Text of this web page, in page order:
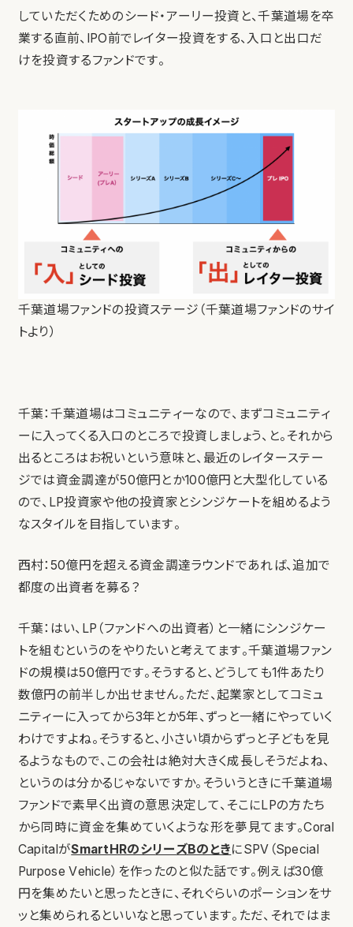
していただくためのシード・アーリー投資と、千葉道場を卒
業する直前、IPO前でレイター投資をする、入口と出口だ
けを投資するファンドです。
千葉道場ファンドの投資ステージ（千葉道場ファンドのサイ
トより）
千葉：千葉道場はコミュニティーなので、まずコミュニティ
ーに入ってくる入口のところで投資しましょう、と。それから
出るところはお祝いという意味と、最近のレイターステー
ジでは資金調達が50億円とか100億円と大型化している
ので、LP投資家や他の投資家とシンジケートを組めるよう
なスタイルを目指しています。
西村：50億円を超える資金調達ラウンドであれば、追加で
都度の出資者を募る？
千葉：はい、LP（ファンドへの出資者）と一緒にシンジケー
トを組むというのをやりたいと考えてます。千葉道場ファン
ドの規模は50億円です。そうすると、どうしても1件あたり
数億円の前半しか出せません。ただ、起業家としてコミュ
ニティーに入ってから3年とか5年、ずっと一緒にやっていく
わけですよね。そうすると、小さい頃からずっと子どもを見
るようなもので、この会社は絶対大きく成長しそうだよね、
というのは分かるじゃないですか。そういうときに千葉道場
ファンドで素早く出資の意思決定して、そこにLPの方たち
から同時に資金を集めていくような形を夢見てます。Coral
CapitalがSmartHRのシリーズBのときにSPV（Special
Purpose Vehicle）を作ったのと似た話です。例えば30億
円を集めたいと思ったときに、それぐらいのポーションをサ
ッと集められるといいなと思っています。ただ、それではま